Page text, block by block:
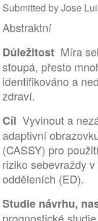
Submitted by Jose
Abstraktní
DůležitostMíra
stoupá, přesto
identifikováno a
zdraví.
Cíl Vyvinout a
adaptivní
(CASSY) pro
riziko sebevraždy
odděleních (ED).
Studie návrhu,